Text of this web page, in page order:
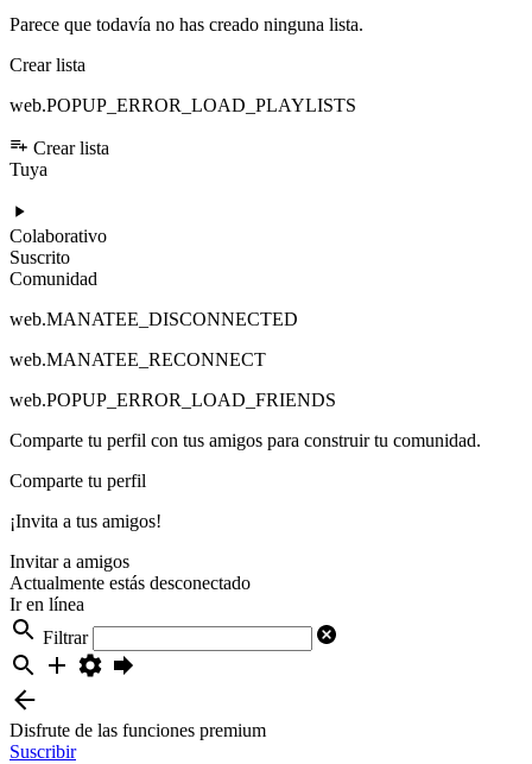
Parece que todavía no has creado ninguna lista.
Crear lista
web.POPUP_ERROR_LOAD_PLAYLISTS
Crear lista
Tuya
Colaborativo
Suscrito
Comunidad
web.MANATEE_DISCONNECTED
web.MANATEE_RECONNECT
web.POPUP_ERROR_LOAD_FRIENDS
Comparte tu perfil con tus amigos para construir tu comunidad.
Comparte tu perfil
¡Invita a tus amigos!
Invitar a amigos
Actualmente estás desconectado
Ir en línea
Filtrar
Disfrute de las funciones premium
Suscribir